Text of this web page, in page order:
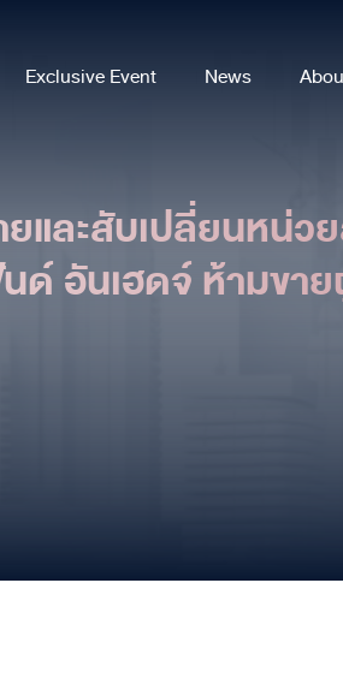
Exclusive Event News
และสับเปลี่ยนหน่ว
อันเฮดจ์ ห้ามขา